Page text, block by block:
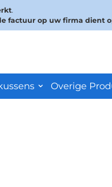
.
factuur op uw firma dient
Overige